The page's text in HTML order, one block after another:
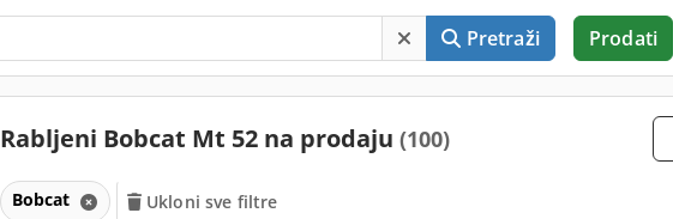
Pretraži Prodati
Rabljeni Bobcat Mt 52 na prodaju (100)
Bobcat Ukloni sve filtre